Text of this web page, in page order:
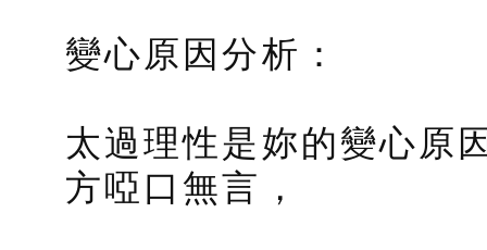
變心原因分析：
太過理性是妳的變心原
方啞口無言，